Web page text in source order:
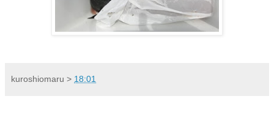
kuroshiomaru > 18:01